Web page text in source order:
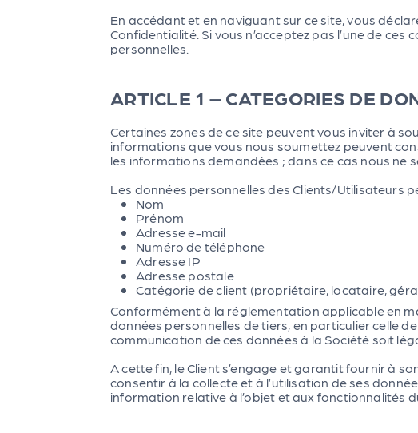
En accédant et en naviguant sur ce site, vous
Confidentialité. Si vous n’acceptez pas l’une de
personnelles.
ARTICLE 1 – CATEGORIES DE
Certaines zones de ce site peuvent vous inviter à
informations que vous nous soumettez peuvent
les informations demandées ; dans ce cas nous
Les données personnelles des Clients/Utilisateurs
Nom
Prénom
Adresse e-mail
Numéro de téléphone
Adresse IP
Adresse postale
Catégorie de client (propriétaire, locataire,
Conformément à la réglementation applicable en
données personnelles de tiers, en particulier celle
communication de ces données à la Société soit
A cette fin, le Client s’engage et garantit fournir à
consentir à la collecte et à l’utilisation de ses
information relative à l’objet et aux fonctionnalités